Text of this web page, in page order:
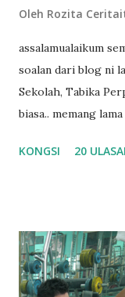
Oleh Rozita
assalamualaikum
soalan dari blog ni
Sekolah, Tabika
biasa.. memang
ko.. masa tu aku
tanya sapa-sapa
jugak masa alahai
terasa jugak
KONGSI 20